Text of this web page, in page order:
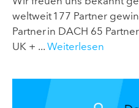
weltweit 177 Partner
Partner in DACH 65
UK + ... Weiterlesen